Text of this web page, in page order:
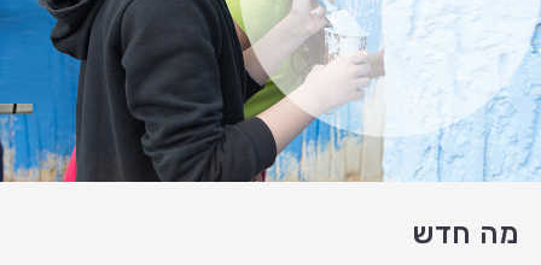
איך אנחנו פועלים
מה חדש
צרו קשר
מה חדש